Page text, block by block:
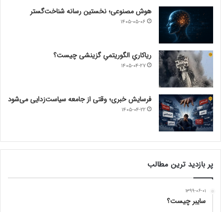
هوش مصنوعی؛ نخستین رسانه شناخت‌گستر
۱۴۰۵-۰۵-۰۶
ریاکاریِ الگوریتمیِ گزینشی چیست؟
۱۴۰۵-۰۴-۲۷
فرسایش خبری؛ وقتی از جامعه سیاست‌زدایی می‌شود
۱۴۰۵-۰۴-۲۲
پر بازدید ترین مطالب
۱۳۹۹-۰۶-۰۱
سایبر چیست؟